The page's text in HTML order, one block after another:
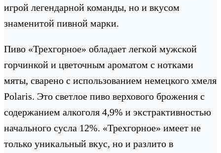
игрой легендарной команды, но и вкусом
знаменитой пивной марки.
Пиво «Трехгорное» обладает легкой мужской
горчинкой и цветочным ароматом с нотками
мяты, сварено с использованием немецкого хмеля
Polaris. Это светлое пиво верхового брожения с
содержанием алкоголя 4,9% и экстрактивностью
начального сусла 12%. «Трехгорное» имеет не
только уникальный вкус, но и разлито в